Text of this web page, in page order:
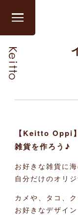
グ
ロ
閉
す
【Keitto Oppi
雑貨を作ろう♪
お好きな雑貨に
自分だけのオリ
カメや、タコ、
お好きなデザイ